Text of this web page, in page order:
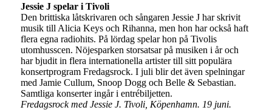
Jessie J spelar i Tivoli
Den brittiska låtskrivaren och sångaren Jessie J har skrivit
musik till Alicia Keys och Rihanna, men hon har också haft
flera egna radiohits. På lördag spelar hon på Tivolis
utomhusscen. Nöjesparken storsatsar på musiken i år och
har bjudit in flera internationella artister till sitt populära
konsertprogram Fredagsrock. I juli blir det även spelningar
med Jamie Cullum, Snoop Dogg och Belle & Sebastian.
Samtliga konserter ingår i entrébiljetten.
Fredagsrock med Jessie J. Tivoli, Köpenhamn. 19 juni.